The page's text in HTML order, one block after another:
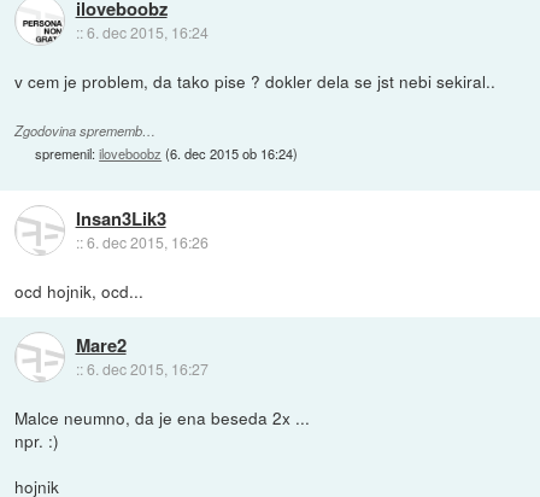
iloveboobz
::6. dec 2015, 16:24
v cem je problem, da tako pise ? dokler dela se jst nebi sekiral..
Zgodovina sprememb…
spremenil:iloveboobz (6. dec 2015 ob 16:24)
Insan3Lik3
::6. dec 2015, 16:26
ocd hojnik, ocd...
Mare2
::6. dec 2015, 16:27
Malce neumno, da je ena beseda 2x ...
npr. :)
hojnik